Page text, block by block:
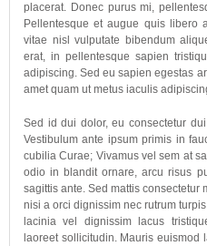
placerat. Donec purus mi,
Pellentesque et augue quis libero
vitae nisl vulputate bibendum
erat, in pellentesque sapien
adipiscing. Sed eu sapien egestas
amet quam ut metus iaculis
Sed id dui dolor, eu consectetur
Vestibulum ante ipsum primis in
cubilia Curae; Vivamus vel sem at
odio in blandit ornare, arcu risus
sagittis ante. Sed mattis consectetur
nisi a orci dignissim nec rutrum
lacinia vel dignissim lacus
laoreet sollicitudin. Mauris euismod